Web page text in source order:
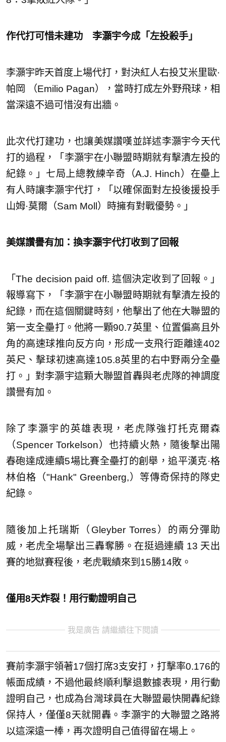
作代打可惜未建功 李灝宇今成「左投殺手」
李灝宇昨天首度上場代打，對決紅人右投艾米里歐·
帕岡 （Emilio Pagan），當時打成左外野飛球，相
當深遠不過可惜沒有出牆。
此次代打建功，也讓美媒讚嘆並詳述李灝宇今天代
打的過程，「李灝宇在小聯盟時期就有擊潰左投的
紀錄。」七局上總教練辛奇（A.J. Hinch）在壘上
有人時讓李灝宇代打，「以確保面對左投後援投手
山姆·莫爾（Sam Moll）時擁有對戰優勢。」
美媒讚譽有加：換李灝宇代打收到了回報
「The decision paid off. 這個決定收到了回報。」
報導寫下，「李灝宇在小聯盟時期就有擊潰左投的
紀錄，而在這個關鍵時刻，他擊出了他在大聯盟的
第一支全壘打。他將一顆90.7英里、位置偏高且外
角的高速球推向反方向，形成一支飛行距離達402
英尺、擊球初速高達105.8英里的右中野兩分全壘
打。」對李灝宇這顆大聯盟首轟與老虎隊的神調度
讚譽有加。
除了李灝宇的英雄表現，老虎隊強打托克爾森
（Spencer Torkelson）也持續火熱，隨後擊出陽
春砲達成連續5場比賽全壘打的創舉，追平漢克·格
林伯格（"Hank" Greenberg,）等傳奇保持的隊史
紀錄。
隨後加上托瑞斯（Gleyber Torres）的兩分彈助
威，老虎全場擊出三轟奪勝。在挺過連續 13 天出
賽的地獄賽程後，老虎戰績來到15勝14敗。
僅用8天炸裂！用行動證明自己
我是廣告 請繼續往下閱讀
賽前李灝宇領著17個打席3支安打，打擊率0.176的
帳面成績，不過他最終順利擊退數據表現，用行動
證明自己，也成為台灣球員在大聯盟最快開轟紀錄
保持人，僅僅8天就開轟。李灝宇的大聯盟之路將
以這深遠一棒，再次證明自己值得留在場上。